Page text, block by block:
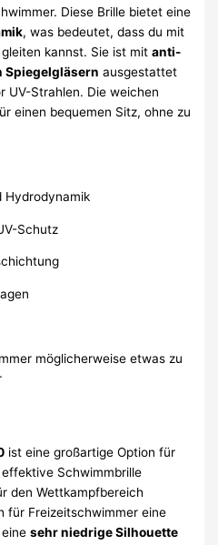
Diese Brille bietet eine
, was bedeutet, dass du mit
kannst. Sie ist mitanti-
Spiegelgläsern ausgestattet
UV-Strahlen. Die weichen
einen bequemen Sitz, ohne zu
Hydrodynamik
Schutz
möglicherweise etwas zu
ist eine großartige Option für
Schwimmbrille
den Wettkampfbereich
für Freizeitschwimmer eine
einesehr niedrige Silhouette